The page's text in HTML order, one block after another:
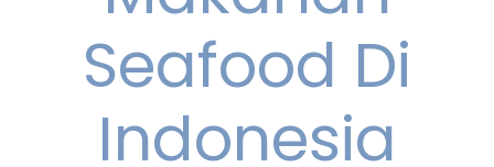
Seafood Di
Indonesia